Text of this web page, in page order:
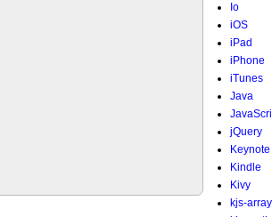
Io
iOS
iPad
iPhone
iTunes
Java
jQuery
Keynote
Kindle
Kivy
kjs-array